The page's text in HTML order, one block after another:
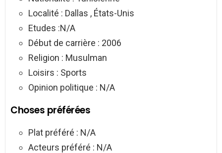
Localité : Dallas , États-Unis
Etudes :N/A
Début de carrière : 2006
Religion : Musulman
Loisirs : Sports
Opinion politique : N/A
Choses préférées
Plat préféré : N/A
Acteurs préféré : N/A